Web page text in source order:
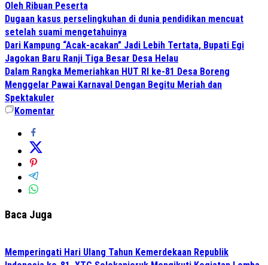
Oleh Ribuan Peserta
Dugaan kasus perselingkuhan di dunia pendidikan mencuat
setelah suami mengetahuinya
Dari Kampung “Acak-acakan” Jadi Lebih Tertata, Bupati Egi
Jagokan Baru Ranji Tiga Besar Desa Helau
Dalam Rangka Memeriahkan HUT RI ke-81 Desa Boreng
Menggelar Pawai Karnaval Dengan Begitu Meriah dan
Spektakuler
Komentar
Baca Juga
Memperingati Hari Ulang Tahun Kemerdekaan Republik